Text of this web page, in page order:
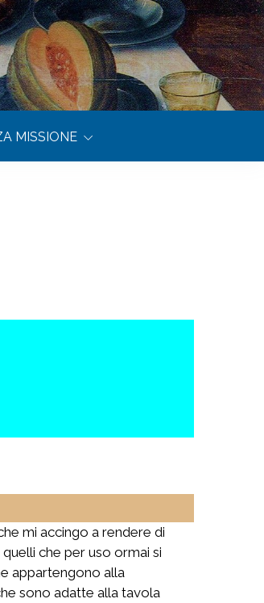
MISSIONE
mi accingo a rendere di
che per uso ormai si
appartengono alla
sono adatte alla tavola